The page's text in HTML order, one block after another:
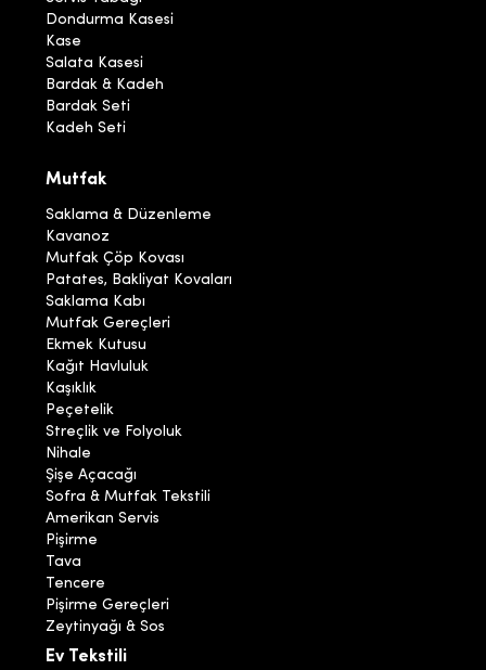
Dondurma Kasesi
Kase
Salata Kasesi
Bardak & Kadeh
Bardak Seti
Kadeh Seti
Mutfak
Saklama & Düzenleme
Kavanoz
Mutfak Çöp Kovası
Patates, Bakliyat Kovaları
Saklama Kabı
Mutfak Gereçleri
Ekmek Kutusu
Kağıt Havluluk
Kaşıklık
Peçetelik
Streçlik ve Folyoluk
Nihale
Şişe Açacağı
Sofra & Mutfak Tekstili
Amerikan Servis
Pişirme
Tava
Tencere
Pişirme Gereçleri
Zeytinyağı & Sos
Ev Tekstili